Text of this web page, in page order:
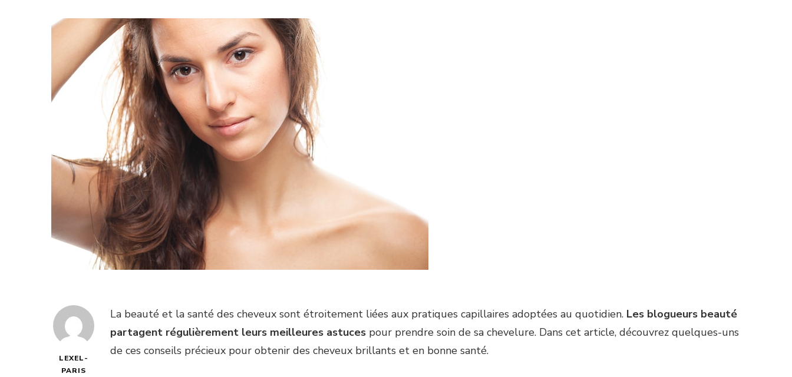
LEXEL-
PARIS
La beauté et la santé des cheveux sont étroitement liées aux pratiques capillaires adoptées au quotidien. Les blogueurs beauté
partagent régulièrement leurs meilleures astuces pour prendre soin de sa chevelure. Dans cet article, découvrez quelques-uns
de ces conseils précieux pour obtenir des cheveux brillants et en bonne santé.